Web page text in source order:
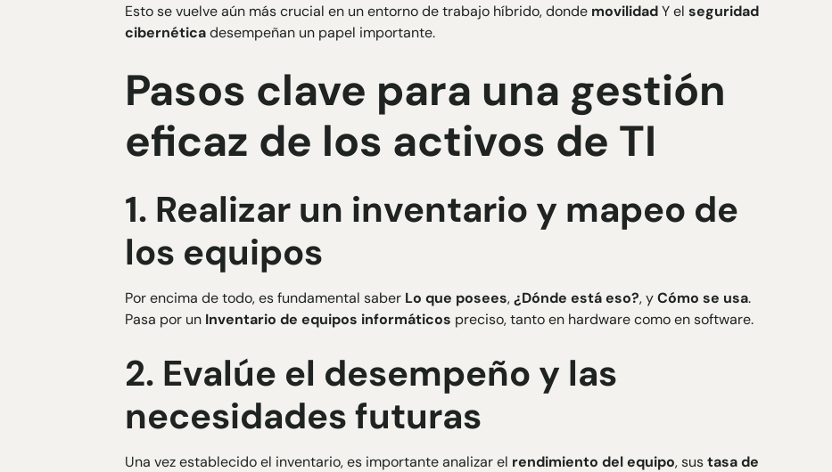
Esto se vuelve aún más crucial en un entorno de trabajo híbrido, donde movilidadY el seguridad
cibernéticadesempeñan un papel importante.
Pasos clave para una gestión
eficaz de los activos de TI
1. Realizar un inventario y mapeo de
los equipos
Por encima de todo, es fundamental saber Lo que posees,¿Dónde está eso?, yCómo se usa.
Pasa por un Inventario de equipos informáticos preciso, tanto en hardware como en software.
2. Evalúe el desempeño y las
necesidades futuras
Una vez establecido el inventario, es importante analizar el rendimiento del equipo, sustasa de